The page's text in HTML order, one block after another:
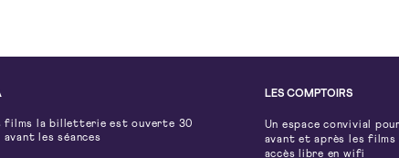
films la billetterie est ouverte 30
avant les séances
LES COMPTOIRS
Un espace convivial
avant et après les films
accès libre en wifi